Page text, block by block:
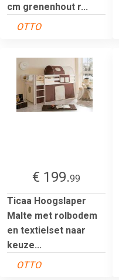
cm grenenhout r...
OTTO
€ 199.99
Ticaa Hoogslaper
Malte met rolbodem
en textielset naar
keuze...
OTTO